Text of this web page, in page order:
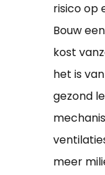
risico op
Bouw
kost
het is
gezond
meer